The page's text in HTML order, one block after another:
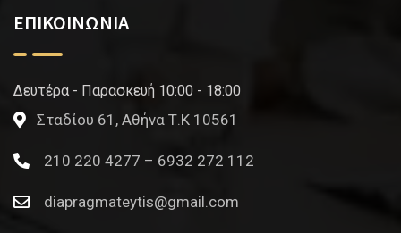
ΕΠΙΚΟΙΝΩΝΙΑ
Δευτέρα - Παρασκευή 10:00 - 18:00
Σταδίου 61, Αθήνα Τ.Κ 10561
210 220 4277 – 6932 272 112
diapragmateytis@gmail.com